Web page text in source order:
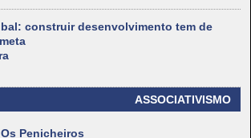
construir desenvolvimento tem de
ASSOCIATIVISMO
Os Penicheiros